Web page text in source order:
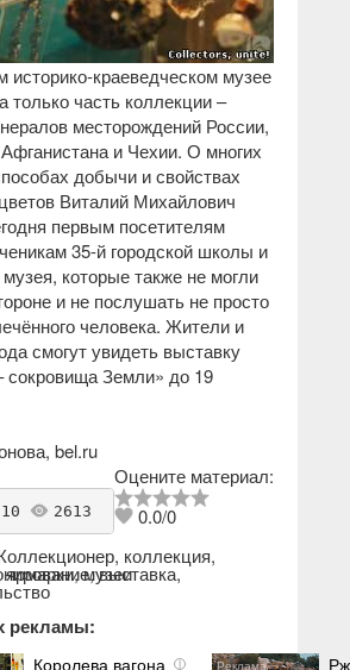
историко-краеведческом музее
только часть коллекции –
месторождений России,
и Чехии. О многих
добычи и свойствах
Виталий Михайлович
первым посетителям
35-й городской школы и
которые также не могли
и не послушать не просто
человека. Жители и
смогут увидеть выставку
Земли» до 19
bel.ru
Оцените материал:
0.0/0
2613 antikvarius
, коллекция,
,выставка,
музеи
рекламы:
i
Королева вагона